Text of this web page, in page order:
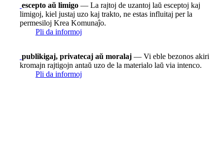
escepto aŭ limigo — La rajtoj de uzantoj laŭ esceptoj kaj
limigoj, kiel justaj uzo kaj trakto, ne estas influitaj per la
permesiloj Krea Komunaĵo.
Pli da informoj
publikigaj, privatecaj aŭ moralaj — Vi eble bezonos akiri
kromajn rajtigojn antaŭ uzo de la materialo laŭ via intenco.
Pli da informoj